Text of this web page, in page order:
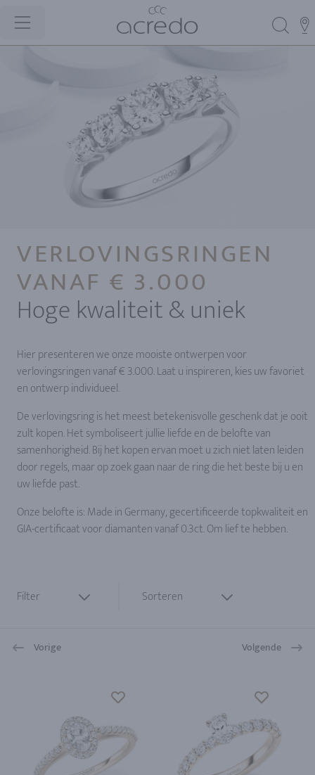
VERLOVINGSRINGEN
VANAF € 3.000
Hoge kwaliteit & uniek
Hier presenteren we onze mooiste ontwerpen voor
verlovingsringen vanaf € 3.000. Laat u inspireren, kies uw favoriet
en ontwerp individueel.
De verlovingsring is het meest betekenisvolle geschenk dat je ooit
zult kopen. Het symboliseert jullie liefde en de belofte van
samenhorigheid. Bij het kopen ervan moet u zich niet laten leiden
door regels, maar op zoek gaan naar de ring die het beste bij u en
uw liefde past.
Onze belofte is: Made in Germany, gecertificeerde topkwaliteit en
GIA-certificaat voor diamanten vanaf 0.3ct. Om lief te hebben.
Filter Sorteren
Vorige Volgende